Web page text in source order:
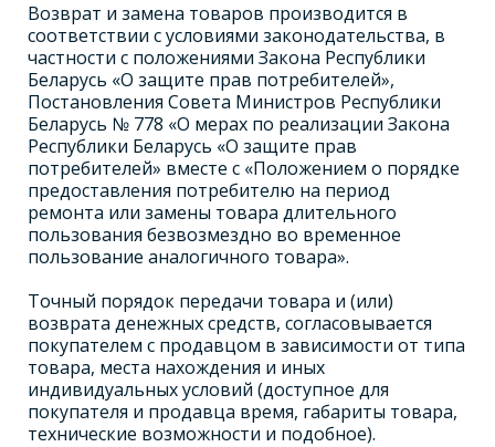
Возврат и замена товаров производится в
соответствии с условиями законодательства, в
частности с положениями Закона Республики
Беларусь «О защите прав потребителей»,
Постановления Совета Министров Республики
Беларусь № 778 «О мерах по реализации Закона
Республики Беларусь «О защите прав
потребителей» вместе с «Положением о порядке
предоставления потребителю на период
ремонта или замены товара длительного
пользования безвозмездно во временное
пользование аналогичного товара».
Точный порядок передачи товара и (или)
возврата денежных средств, согласовывается
покупателем с продавцом в зависимости от типа
товара, места нахождения и иных
индивидуальных условий (доступное для
покупателя и продавца время, габариты товара,
технические возможности и подобное).